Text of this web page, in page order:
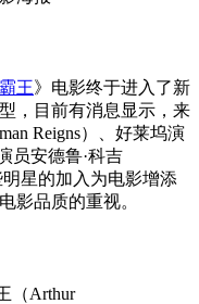
王》电影终于进入了新
，目前有消息显示，来
Reigns）、好莱坞演
员安德鲁·科吉
星的加入为电影增添
影品质的重视。
（Arthur